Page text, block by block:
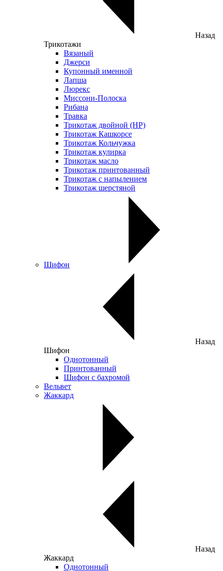
Назад
Трикотажи
Вязаный
Джерси
Купонный именной
Лапша
Люрекс
Миссони-Полоска
Рибана
Травка
Трикотаж двойной (НР)
Трикотаж Кашкорсе
Трикотаж Кольчужка
Трикотаж кулирка
Трикотаж масло
Трикотаж принтованный
Трикотаж с напылением
Трикотаж шерстяной
Шифон
Назад
Шифон
Однотонный
Принтованный
Шифон с бахромой
Вельвет
Жаккард
Назад
Жаккард
Однотонный